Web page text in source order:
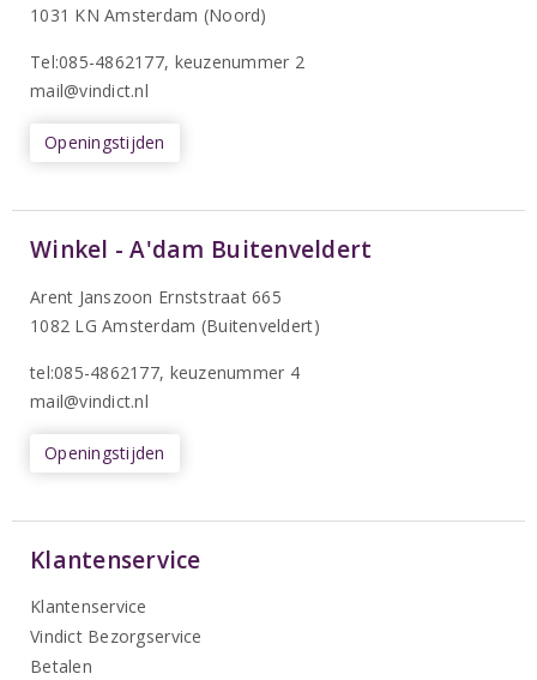
1031 KN Amsterdam (Noord)
Tel:085-4862177, keuzenummer 2
mail@vindict.nl
Openingstijden
Winkel - A'dam Buitenveldert
Arent Janszoon Ernststraat 665
1082 LG Amsterdam (Buitenveldert)
tel:085-4862177, keuzenummer 4
mail@vindict.nl
Openingstijden
Klantenservice
Klantenservice
Vindict Bezorgservice
Betalen